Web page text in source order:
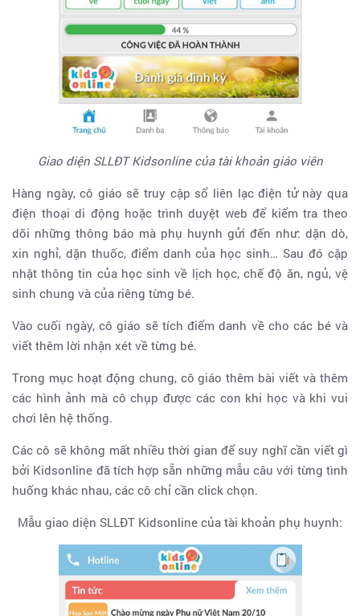
Giao diện SLLĐT Kidsonline của tài khoản giáo viên
Hàng ngày, cô giáo sẽ truy cập sổ liên lạc điện tử này qua
điện thoại di động hoặc trình duyệt web để kiểm tra theo
dõi những thông báo mà phụ huynh gửi đến như: dặn dò,
xin nghỉ, dặn thuốc, điểm danh của học sinh… Sau đó cập
nhật thông tin của học sinh về lịch học, chế độ ăn, ngủ, vệ
sinh chung và của riêng từng bé.
Vào cuối ngày, cô giáo sẽ tích điểm danh về cho các bé và
viết thêm lời nhận xét về từng bé.
Trong mục hoạt động chung, cô giáo thêm bài viết và thêm
các hình ảnh mà cô chụp được các con khi học và khi vui
chơi lên hệ thống.
Các cô sẽ không mất nhiều thời gian để suy nghĩ cần viết gì
bởi Kidsonline đã tích hợp sẵn những mẫu câu với từng tình
huống khác nhau, các cô chỉ cần click chọn.
Mẫu giao diện SLLĐT Kidsonline của tài khoản phụ huynh: